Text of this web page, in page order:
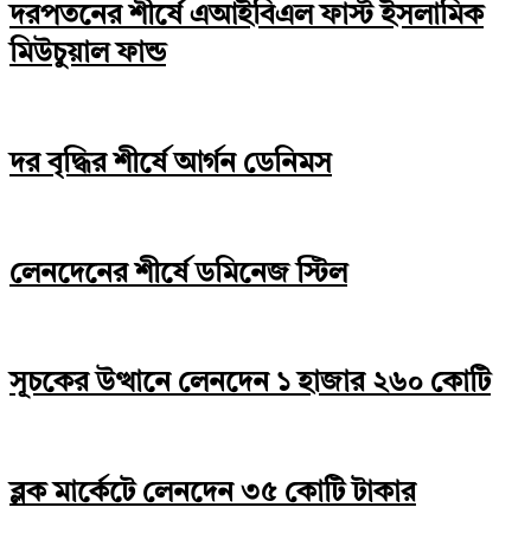
দরপতনের শীর্ষে এআইবিএল ফাস্ট ইসলামিক
মিউচুয়াল ফান্ড
দর বৃদ্ধির শীর্ষে আর্গন ডেনিমস
লেনদেনের শীর্ষে ডমিনেজ স্টিল
সূচকের উত্থানে লেনদেন ১ হাজার ২৬০ কোটি
ব্লক মার্কেটে লেনদেন ৩৫ কোটি টাকার